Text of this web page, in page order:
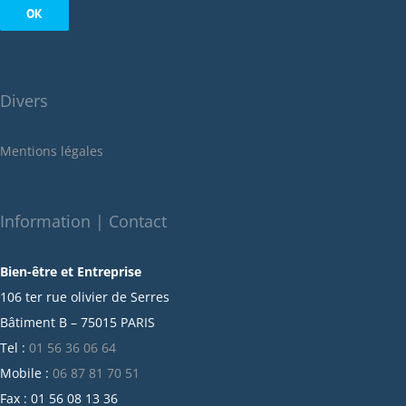
août 2022
mai 2022
décembre 2021
octobre 2021
juillet 2021
juin 2021
mai 2021
avril 2021
mars 2021
Divers
Mentions légales
Information | Contact
Bien-être et Entreprise
106 ter rue olivier de Serres
Bâtiment B – 75015 PARIS
Tel : 01 56 36 06 64
Mobile : 06 87 81 70 51
Fax : 01 56 08 13 36